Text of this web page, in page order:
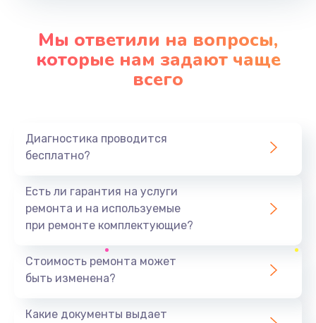
Замена камеры позиционирования
от 500 руб.
Замена платы управления
Мы ответили на вопросы,
которые нам задают чаще
всего
Диагностика проводится
бесплатно?
Есть ли гарантия на услуги
ремонта и на используемые
при ремонте комплектующие?
Стоимость ремонта может
быть изменена?
Какие документы выдает